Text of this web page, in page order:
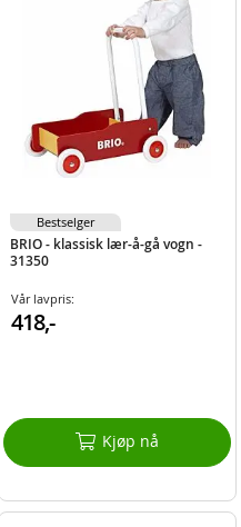
BRIO - klassisk lær-å-gå vogn -
31350
Vår lavpris:
418,-
Kjøp nå
Bestselger